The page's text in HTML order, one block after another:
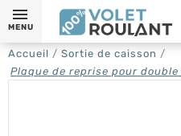
MENU
Accueil
Sortie de caisson
Plaque de reprise pour